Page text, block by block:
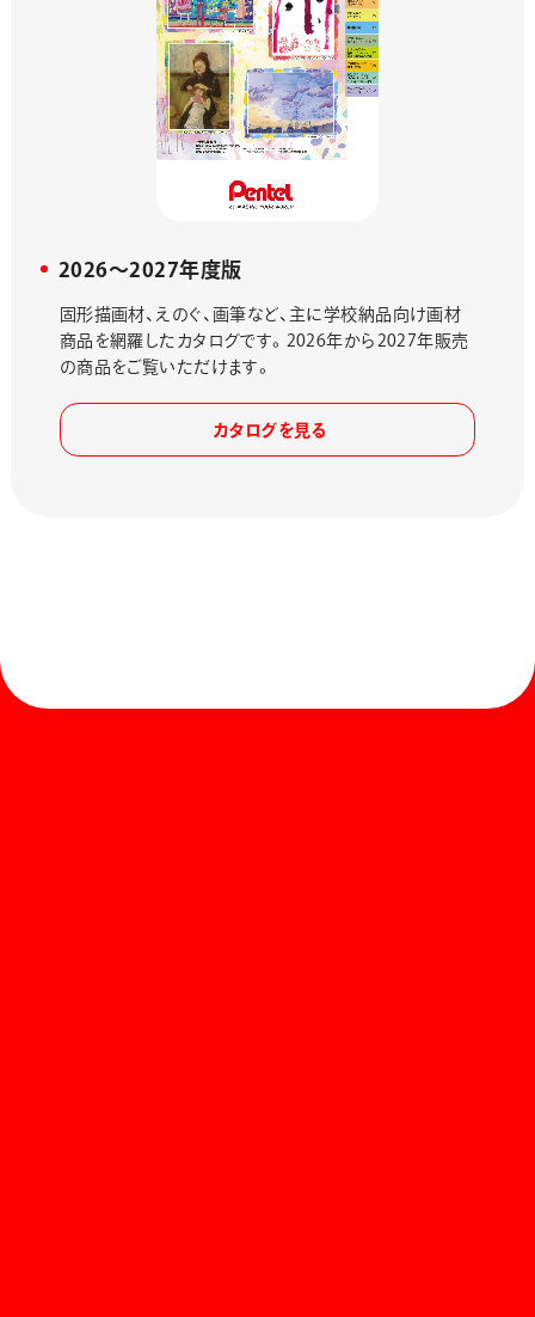
2026〜2027年度版
固形描画材、えのぐ、画筆など、主に学校納品向け画材
商品を網羅したカタログです。2026年から2027年販売
の商品をご覧いただけます。
カタログを見る